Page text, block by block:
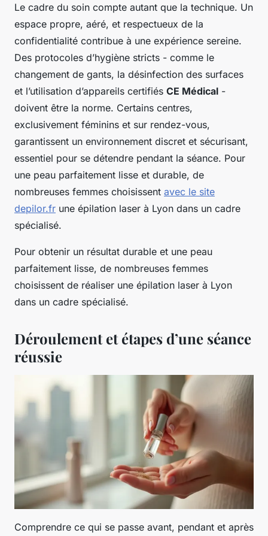
Le cadre du soin compte autant que la technique. Un
espace propre, aéré, et respectueux de la
confidentialité contribue à une expérience sereine.
Des protocoles d’hygiène stricts - comme le
changement de gants, la désinfection des surfaces
et l’utilisation d’appareils certifiés CE Médical -
doivent être la norme. Certains centres,
exclusivement féminins et sur rendez-vous,
garantissent un environnement discret et sécurisant,
essentiel pour se détendre pendant la séance. Pour
une peau parfaitement lisse et durable, de
nombreuses femmes choisissent avec le site
depilor.fr une épilation laser à Lyon dans un cadre
spécialisé.
Pour obtenir un résultat durable et une peau
parfaitement lisse, de nombreuses femmes
choisissent de réaliser une épilation laser à Lyon
dans un cadre spécialisé.
Déroulement et étapes d’une séance
réussie
Comprendre ce qui se passe avant, pendant et après